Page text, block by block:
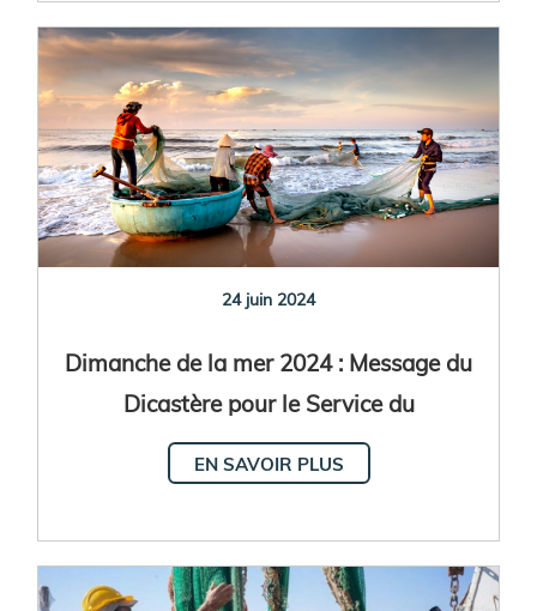
24 juin 2024
Dimanche de la mer 2024 : Message du
Dicastère pour le Service du
Développement Humain Intégral
EN SAVOIR PLUS